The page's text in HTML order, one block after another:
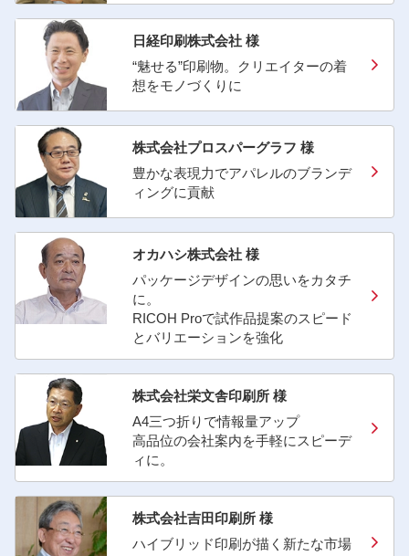
日経印刷株式会社 様
“魅せる”印刷物。クリエイターの着
想をモノづくりに
株式会社プロスパーグラフ 様
豊かな表現力でアパレルのブランデ
ィングに貢献
オカハシ株式会社 様
パッケージデザインの思いをカタチ
に。
RICOH Proで試作品提案のスピード
とバリエーションを強化
株式会社栄文舎印刷所 様
A4三つ折りで情報量アップ
高品位の会社案内を手軽にスピーデ
ィに。
株式会社吉田印刷所 様
ハイブリッド印刷が描く新たな市場